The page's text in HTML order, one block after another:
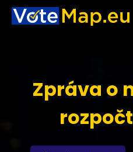
Zpráva o